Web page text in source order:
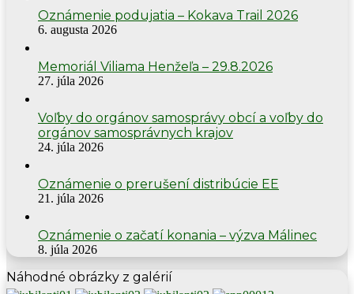
Oznámenie podujatia – Kokava Trail 2026
6. augusta 2026
Memoriál Viliama Henžeľa – 29.8.2026
27. júla 2026
Voľby do orgánov samosprávy obcí a voľby do
orgánov samosprávnych krajov
24. júla 2026
Oznámenie o prerušení distribúcie EE
21. júla 2026
Oznámenie o začatí konania – výzva Málinec
8. júla 2026
Náhodné obrázky z galérií